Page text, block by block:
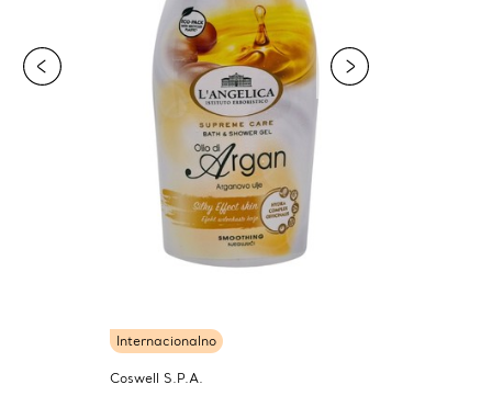
Internacionalno
Coswell S.P.A.